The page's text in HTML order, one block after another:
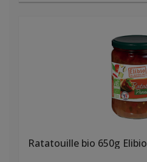
Ratatouille bio 650g Elibio